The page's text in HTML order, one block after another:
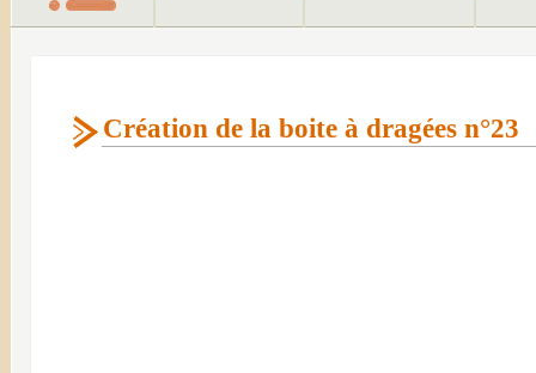
Création de la boite à dragées n°23